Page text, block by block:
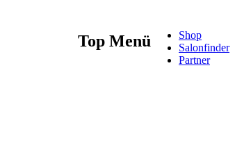
Top Menü
Shop
Salonfinder
Partner